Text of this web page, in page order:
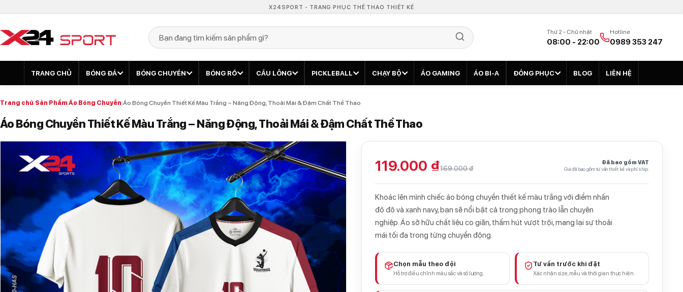
X24SPORT - TRANG PHỤC THỂ THAO THIẾT KẾ
Thứ 2 - Chủ nhật
08:00 - 22:00
Hotline
0989 353 247
TRANG CHỦ BÓNG ĐÁ BÓNG CHUYỀN BÓNG RỔ CẦU LÔNG PICKLEBALL CHẠY BỘ ÁO GAMING ÁO BI-A ĐỒNG PHỤC BLOG LIÊN HỆ
Trang chủ/Sản Phẩm/Áo Bóng Chuyền/Áo Bóng Chuyền Thiết Kế Màu Trắng – Năng Động, Thoải Mái & Đậm Chất Thể Thao
Áo Bóng Chuyền Thiết Kế Màu Trắng – Năng Động, Thoải Mái & Đậm Chất Thể Thao
119.000 ₫169.000 ₫
Đã bao gồm VAT
Giá đã bao gồm tư vấn thiết kế và phí ship.
Khoác lên mình chiếc áo bóng chuyền thiết kế màu trắng với điểm nhấn
đỏ đô và xanh navy, bạn sẽ nổi bật cả trong phong trào lẫn chuyên
nghiệp. Áo sở hữu chất liệu co giãn, thấm hút vượt trội, mang lại sự thoải
mái tối đa trong từng chuyển động.
Chọn mẫu theo đội
Hỗ trợ điều chỉnh màu sắc và số lượng.
Tư vấn trước khi đặt
Xác nhận size, mẫu và thời gian thực hiện.